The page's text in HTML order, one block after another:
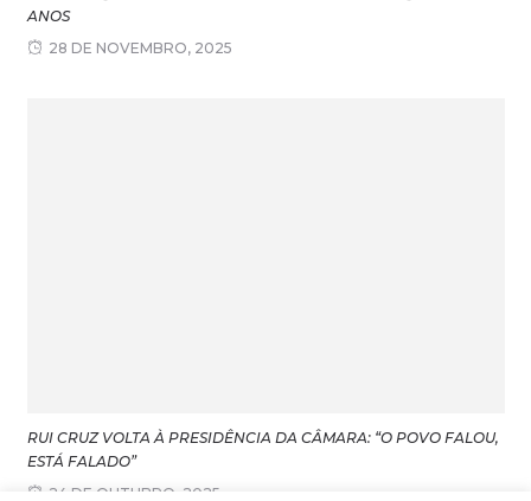
ANOS
28 DE NOVEMBRO, 2025
RUI CRUZ VOLTA À PRESIDÊNCIA DA CÂMARA: “O POVO FALOU,
ESTÁ FALADO”
24 DE OUTUBRO, 2025